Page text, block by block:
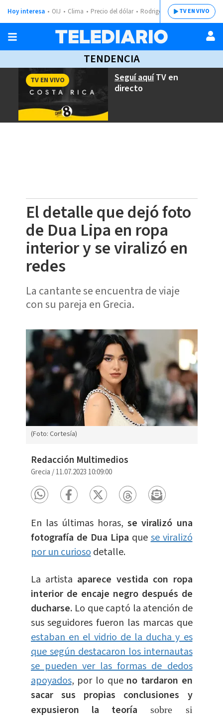
Hoy interesa OIJ Clima Precio del dólar Rodrigo ChavesTV EN VIVO
TENDENCIA
Seguí aquíTV en
directo
TV EN VIVO
El detalle que dejó foto
de Dua Lipa en ropa
interior y se viralizó en
redes
La cantante se encuentra de viaje
con su pareja en Grecia.
(Foto: Cortesía)
Redacción Multimedios
Grecia /11.07.2023 10:09:00
En las últimas horas,se viralizó una
fotografía de Dua Lipa quese viralizó
por un curiosodetalle.
La artista aparece vestida con ropa
interior de encaje negro después de
ducharse. Lo que captó la atención de
sus seguidores fueron las marcas que
estaban en el vidrio de la ducha y es
que según destacaron los internautas
se pueden ver las formas de dedos
apoyados, por lo que no tardaron en
sacar sus propias conclusiones y
expusieron la teoría sobre si